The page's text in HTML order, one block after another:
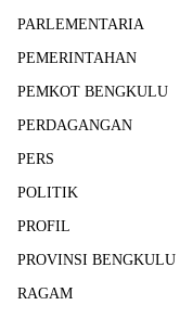
PARLEMENTARIA
PEMERINTAHAN
PEMKOT BENGKULU
PERDAGANGAN
PERS
POLITIK
PROFIL
PROVINSI BENGKULU
RAGAM